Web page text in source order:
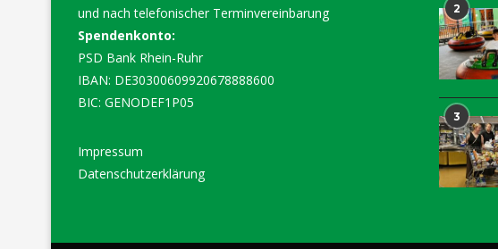
und nach telefonischer Terminvereinbarung
Spendenkonto:
PSD Bank Rhein-Ruhr
IBAN: DE30300609920678888600
BIC: GENODEF1P05
Impressum
Datenschutzerklärung
2
3